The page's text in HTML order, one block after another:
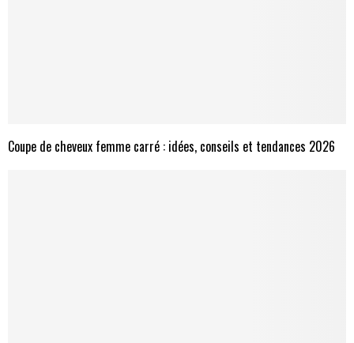
Coupe de cheveux femme carré : idées, conseils et tendances 2026